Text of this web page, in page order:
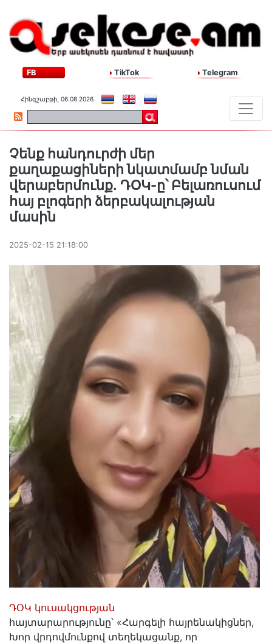
FB TikTok Telegram
Հինգշաբթի, 06.08.2026
Չենք հանդուրժի մեր
քաղաքացիների նկատմամբ նման
վերաբերմունք․ ԴՕԿ-ը՝ Բելառուսում
հայ բլոգերի ձերբակալության
մասին
2025-02-15 21:18:00
ԴՕԿ կուսակցության
հայտարարությունը՝ «Հարգելի հայրենակիցներ,
Խոր վրդովմունքով տեղեկացանք, որ